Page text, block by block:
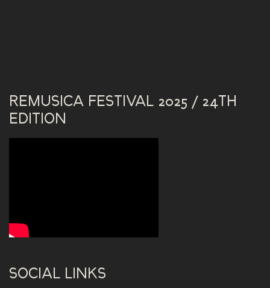
REMUSICA FESTIVAL 2025 / 24TH
EDITION
SOCIAL LINKS